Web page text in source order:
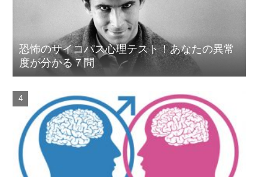
恐怖のサイコパス心理テスト！あなたの異常
度が分かる７問